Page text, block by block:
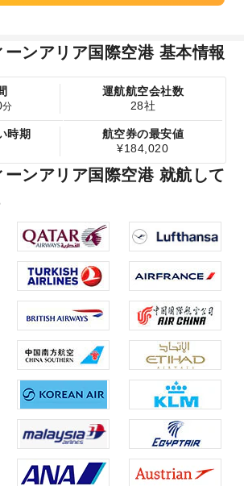
ンアリア国際空港 基本情報
分
運航航空会社数
28社
時期
航空券の最安値
¥184,020
ンアリア国際空港 就航して